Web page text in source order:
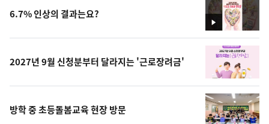
영
상
6.7% 인상의 결과는요?
2027년 9월 신청분부터 달라지는 '근로장려금'
방학 중 초등돌봄교육 현장 방문